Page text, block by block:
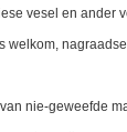
vesel en ander
welkom,
nie-geweefde